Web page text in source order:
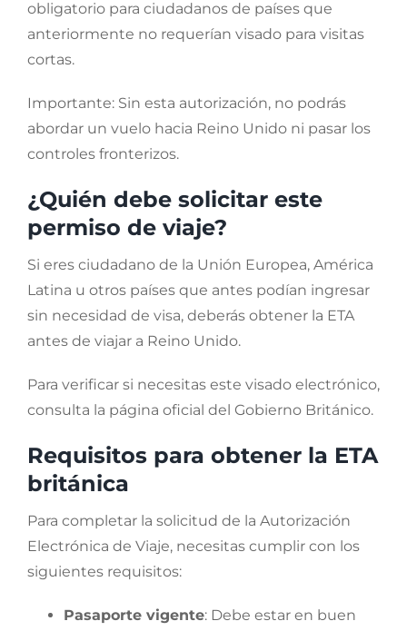
obligatorio para ciudadanos de países que
anteriormente no requerían visado para visitas
cortas.
Importante: Sin esta autorización, no podrás
abordar un vuelo hacia Reino Unido ni pasar los
controles fronterizos.
¿Quién debe solicitar este
permiso de viaje?
Si eres ciudadano de la Unión Europea, América
Latina u otros países que antes podían ingresar
sin necesidad de visa, deberás obtener la ETA
antes de viajar a Reino Unido.
Para verificar si necesitas este visado electrónico,
consulta la página oficial del Gobierno Británico.
Requisitos para obtener la ETA
británica
Para completar la solicitud de la Autorización
Electrónica de Viaje, necesitas cumplir con los
siguientes requisitos:
Pasaporte vigente: Debe estar en buen